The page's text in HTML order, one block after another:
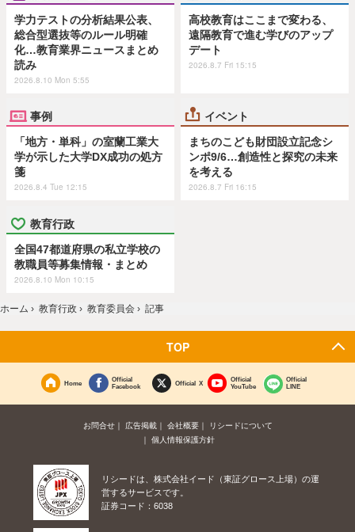
学力テストの分析結果公表、
総合型選抜等のルール明確
化…教育業界ニュースまとめ
読み
2026.8.10 Mon 5:55
高校教育はここまで変わる、
遠隔教育で進む学びのアップ
デート
2026.8.7 Fri 15:15
事例
「地方・単科」の室蘭工業大
学が示した大学DX成功の処方
箋
2026.8.4 Tue 12:15
イベント
まちのこども財団設立記念シ
ンポ9/6…創造性と探究の未来
を考える
2026.8.7 Fri 16:15
教育行政
全国47都道府県の私立学校の
教職員等募集情報・まとめ
2026.8.10 Mon 10:15
ホーム › 教育行政 › 教育委員会 › 記事
TOP
Home
Official
Facebook
Official X
Official
YouTube
Official
LINE
お問合せ 広告掲載 会社概要
リシードについて
個人情報保護方針
リシードは、株式会社イード（東証グロース上場）の運
営するサービスです。
証券コード：6038